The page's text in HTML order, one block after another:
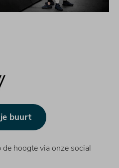
buurt
hoogte via onze social